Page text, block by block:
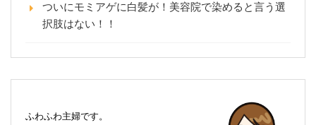
ついにモミアゲに白髪が！美容院で染めると言う選
択肢はない！！
ふわふわ主婦です。